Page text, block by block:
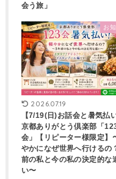
会う旅」
お
2026.07.19
【7/19(日)お話会と暑気払い
京都ありがとう倶楽部「
会」【リピーター様限定】
やかになぜ世界へ行けるの
前の私と今の私の決定的な
い〜